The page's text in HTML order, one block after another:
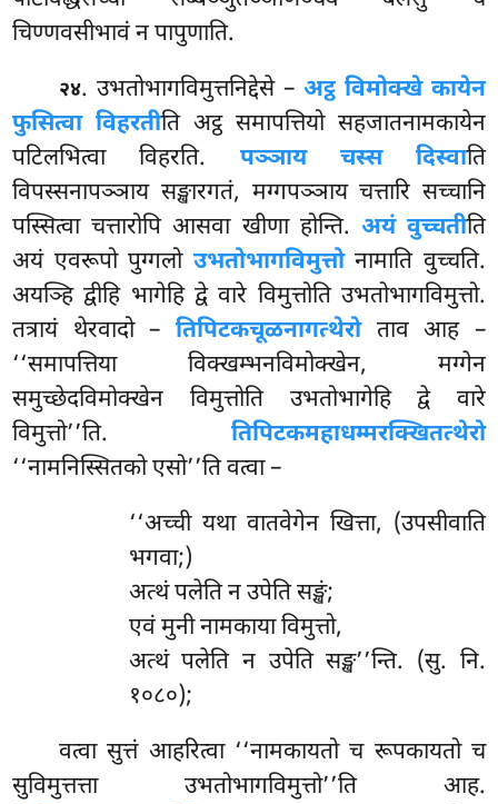
चिण्णवसीभावं न पापुणाति.
२४. उभतोभागविमुत्तनिद्देसे – अट्ठ विमोक्खे कायेन
फुसित्वा विहरतीति अट्ठ समापत्तियो सहजातनामकायेन
पटिलभित्वा विहरति. पञ्ञाय चस्स दिस्वाति
विपस्सनापञ्ञाय सङ्खारगतं, मग्गपञ्ञाय चत्तारि सच्चानि
पस्सित्वा चत्तारोपि आसवा खीणा होन्ति. अयं वुच्चतीति
अयं एवरूपो पुग्गलो उभतोभागविमुत्तोनामाति वुच्चति.
अयञ्हि द्वीहि भागेहि द्वे वारे विमुत्तोति उभतोभागविमुत्तो.
तत्रायं थेरवादो – तिपिटकचूळनागत्थेरोताव आह –
‘‘समापत्तिया विक्खम्भनविमोक्खेन, मग्गेन
समुच्छेदविमोक्खेन विमुत्तोति उभतोभागेहि द्वे वारे
विमुत्तो’’ति. तिपिटकमहाधम्मरक्खितत्थेरो
‘‘नामनिस्सितको एसो’’ति वत्वा –
‘‘अच्ची यथा वातवेगेन खित्ता, (उपसीवाति
भगवा;)
अत्थं पलेति न उपेति सङ्खं;
एवं मुनी नामकाया विमुत्तो,
अत्थं पलेति न उपेति सङ्ख’’न्ति. (सु. नि.
१०८०);
वत्वा सुत्तं आहरित्वा ‘‘नामकायतो च रूपकायतो च
सुविमुत्तत्ता उभतोभागविमुत्तो’’ति आह.